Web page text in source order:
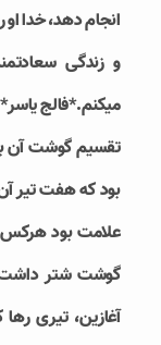
انجام دهد، خدا او
و زندگی
میکنم.*فالج
تقسیم گوشت آن
بود که هفت تیر
علامت بود
گوشت شتر
آغازین، تیری